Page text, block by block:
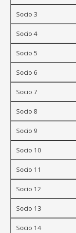
Socio 3
Socio 4
Socio 5
Socio 6
Socio 7
Socio 8
Socio 9
Socio 10
Socio 11
Socio 12
Socio 13
Socio 14